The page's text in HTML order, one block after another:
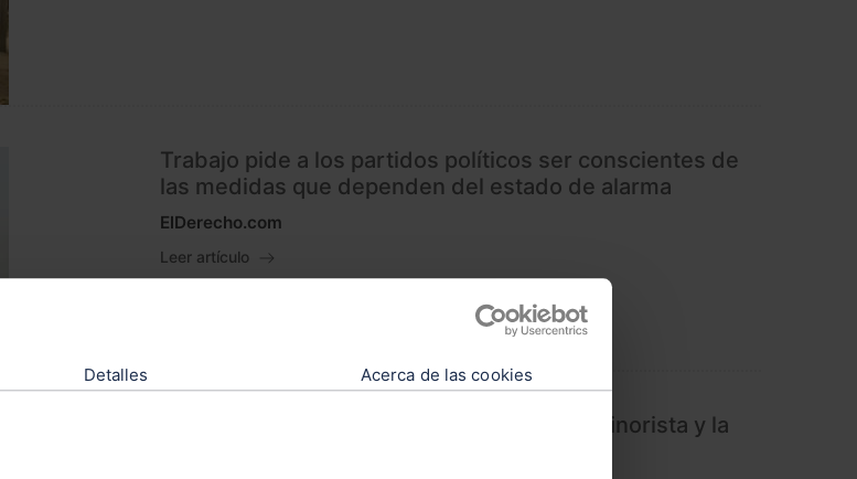
Detalles Acerca de las cookies
Trabajo pide a los partidos políticos ser conscientes de
las medidas que dependen del estado de alarma
ElDerecho.com
Leer artículo
Fase inicial de reactivación del comercio minorista y la